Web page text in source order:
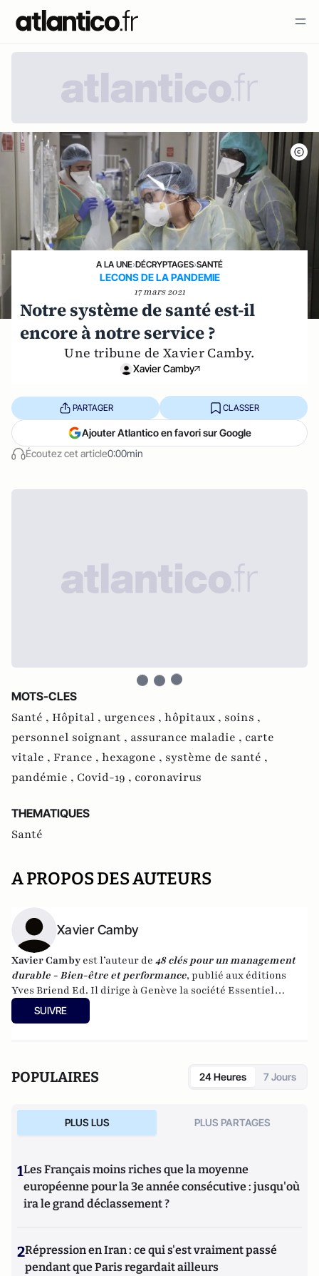
A LA UNE›DÉCRYPTAGES›SANTÉ
LECONS DE LA PANDEMIE
17 mars 2021
Notre système de santé est-il
encore à notre service ?
Une tribune de Xavier Camby.
Xavier Camby
Écoutez cet article0:00min
PARTAGER CLASSER
Ajouter Atlantico en favori sur Google
MOTS-CLES
Santé , Hôpital , urgences , hôpitaux , soins ,
personnel soignant , assurance maladie , carte
vitale , France , hexagone , système de santé ,
pandémie , Covid-19 , coronavirus
THEMATIQUES
Santé
A PROPOS DES AUTEURS
Xavier Camby
Xavier Camby est l’auteur de 48 clés pour un management
durable - Bien-être et performance, publié aux éditions
Yves Briend Ed. Il dirige à Genève la société Essentiel
Management qui intervient en Belgique, en France, au
Québec et en Suisse. Il anime également
SUIVRE
POPULAIRES 24 Heures 7 Jours
PLUS LUS PLUS PARTAGES
1Les Français moins riches que la moyenne
européenne pour la 3e année consécutive : jusqu'où
ira le grand déclassement ?
2Répression en Iran : ce qui s'est vraiment passé
pendant que Paris regardait ailleurs